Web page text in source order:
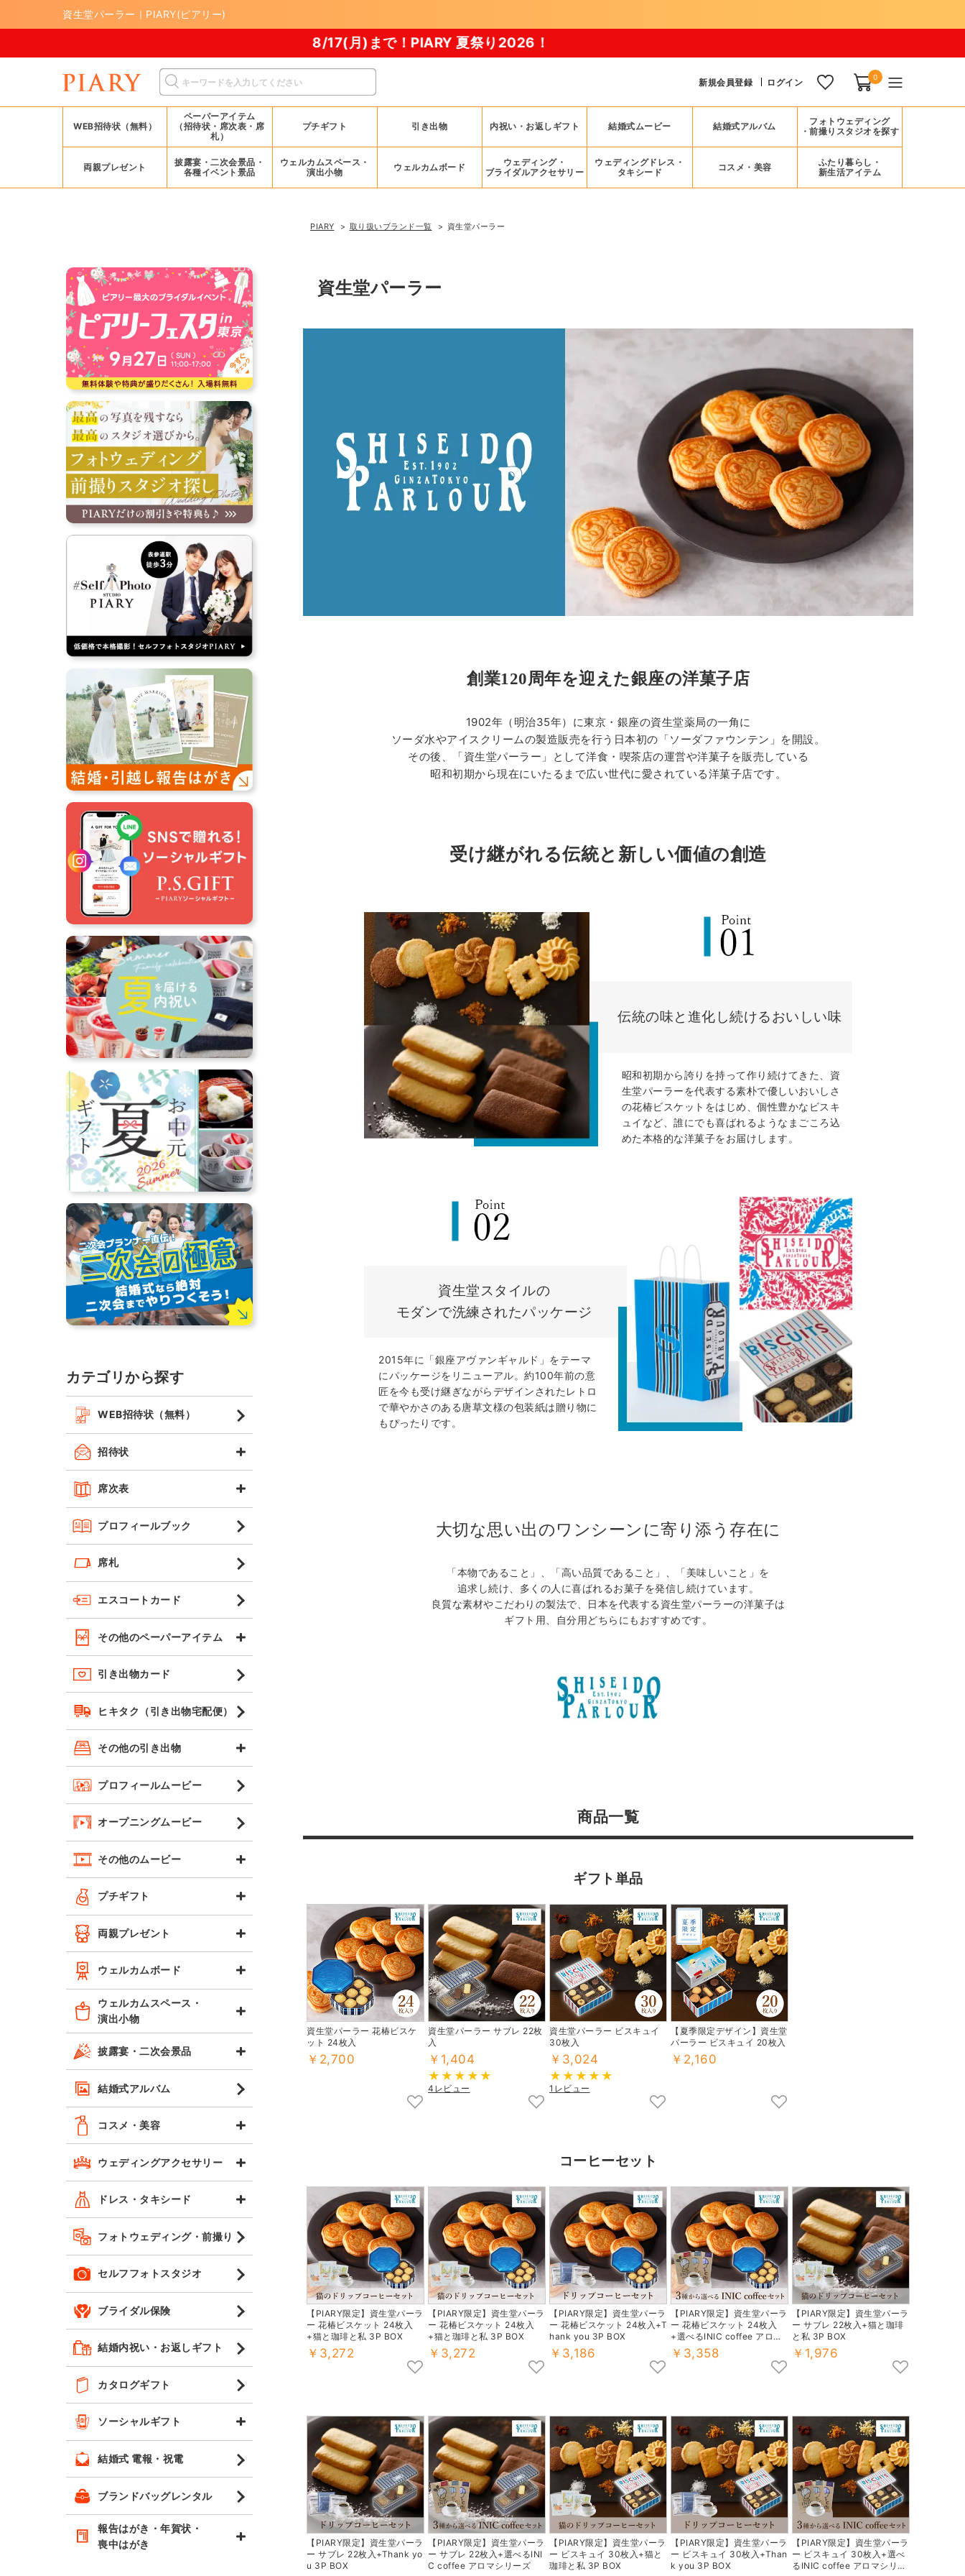
資生堂パーラー｜PIARY(ピアリー)
新規会員登録 ログイン 0
WEB招待状（無料）
ペーパーアイテム
（招待状・席次表・席
札）
プチギフト 引き出物 内祝い・お返しギフト 結婚式ムービー 結婚式アルバム
フォトウェディング
・前撮りスタジオを探す
両親プレゼント
披露宴・二次会景品・
各種イベント景品
ウェルカムスペース・
演出小物
ウェルカムボード
ウェディング・
ブライダルアクセサリー
ウェディングドレス・
タキシード
コスメ・美容
ふたり暮らし・
新生活アイテム
カテゴリから探す
WEB招待状（無料）
招待状
席次表
プロフィールブック
席札
エスコートカード
その他のペーパーアイテム
引き出物カード
ヒキタク（引き出物宅配便）
その他の引き出物
プロフィールムービー
オープニングムービー
その他のムービー
プチギフト
両親プレゼント
ウェルカムボード
ウェルカムスペース・
演出小物
披露宴・二次会景品
結婚式アルバム
コスメ・美容
ウェディングアクセサリー
ドレス・タキシード
フォトウェディング・前撮り
セルフフォトスタジオ
ブライダル保険
結婚内祝い・お返しギフト
カタログギフト
ソーシャルギフト
結婚式 電報・祝電
ブランドバッグレンタル
報告はがき・年賀状・
喪中はがき
PIARY 取り扱いブランド一覧 資生堂パーラー
資生堂パーラー
創業120周年を迎えた銀座の洋菓子店
1902年（明治35年）に東京・銀座の資生堂薬局の一角に
ソーダ水やアイスクリームの製造販売を行う日本初の「ソーダファウンテン」を開設。
その後、「資生堂パーラー」として洋食・喫茶店の運営や洋菓子を販売している
昭和初期から現在にいたるまで広い世代に愛されている洋菓子店です。
受け継がれる伝統と新しい価値の創造
伝統の味と進化し続けるおいしい味
昭和初期から誇りを持って作り続けてきた、資
生堂パーラーを代表する素朴で優しいおいしさ
の花椿ビスケットをはじめ、個性豊かなビスキ
ュイなど、誰にでも喜ばれるようなまごころ込
めた本格的な洋菓子をお届けします。
資生堂スタイルの
モダンで洗練されたパッケージ
2015年に「銀座アヴァンギャルド」をテーマ
にパッケージをリニューアル。約100年前の意
匠を今も受け継ぎながらデザインされたレトロ
で華やかさのある唐草文様の包装紙は贈り物に
もぴったりです。
大切な思い出のワンシーンに寄り添う存在に
「本物であること」、「高い品質であること」、「美味しいこと」を
追求し続け、多くの人に喜ばれるお菓子を発信し続けています。
良質な素材やこだわりの製法で、日本を代表する資生堂パーラーの洋菓子は
ギフト用、自分用どちらにもおすすめです。
商品一覧
ギフト単品
資生堂パーラー 花椿ビスケ
ット 24枚入
￥2,700
資生堂パーラー サブレ 22枚
入
￥1,404
4レビュー
資生堂パーラー ビスキュイ
30枚入
￥3,024
1レビュー
【夏季限定デザイン】資生堂
パーラー ビスキュイ 20枚入
￥2,160
コーヒーセット
【PIARY限定】資生堂パーラ
ー 花椿ビスケット 24枚入
+猫と珈琲と私 3P BOX
￥3,272
【PIARY限定】資生堂パーラ
ー 花椿ビスケット 24枚入
+猫と珈琲と私 3P BOX
￥3,272
【PIARY限定】資生堂パーラ
ー 花椿ビスケット 24枚入+T
hank you 3P BOX
￥3,186
【PIARY限定】資生堂パーラ
ー 花椿ビスケット 24枚入
+選べるINIC coffee アロマ
シリーズ
￥3,358
【PIARY限定】資生堂パーラ
ー サブレ 22枚入+猫と珈琲
と私 3P BOX
￥1,976
【PIARY限定】資生堂パーラ
ー サブレ 22枚入+Thank yo
u 3P BOX
【PIARY限定】資生堂パーラ
ー サブレ 22枚入+選べるINI
C coffee アロマシリーズ
【PIARY限定】資生堂パーラ
ー ビスキュイ 30枚入+猫と
珈琲と私 3P BOX
【PIARY限定】資生堂パーラ
ー ビスキュイ 30枚入+Than
k you 3P BOX
【PIARY限定】資生堂パーラ
ー ビスキュイ 30枚入+選べ
るINIC coffee アロマシリー